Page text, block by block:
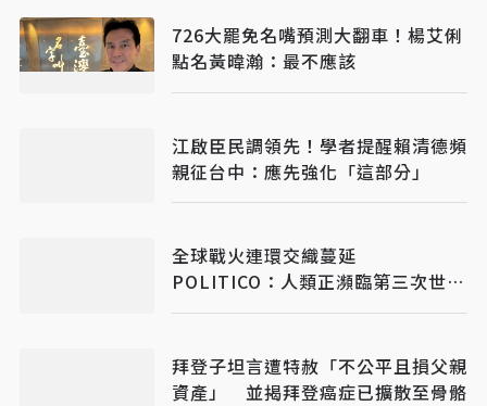
726大罷免名嘴預測大翻車！楊艾俐
點名黃暐瀚：最不應該
江啟臣民調領先！學者提醒賴清德頻
親征台中：應先強化「這部分」
全球戰火連環交織蔓延
POLITICO：人類正瀕臨第三次世界
大戰
拜登子坦言遭特赦「不公平且損父親
資產」 並揭拜登癌症已擴散至骨骼